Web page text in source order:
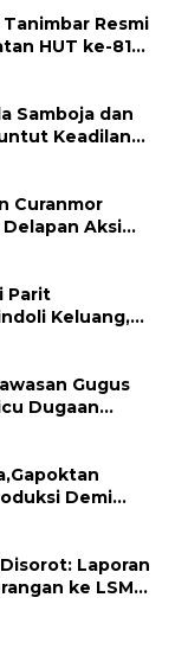
Resmi
HUT ke-81
Perkuat
Samboja dan
Keadilan
Adil
Curanmor
Aksi
Parit
Keluang,
Gugus
Dugaan
Bale di
Demi
Laporan
ke LSM